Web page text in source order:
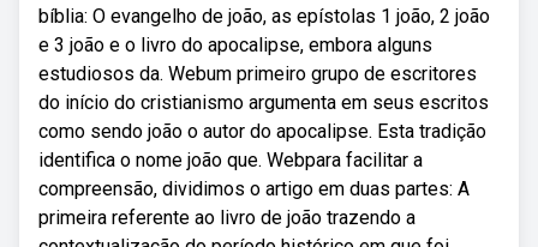
bíblia: O evangelho de joão, as epístolas 1 joão, 2 joão
e 3 joão e o livro do apocalipse, embora alguns
estudiosos da. Webum primeiro grupo de escritores
do início do cristianismo argumenta em seus escritos
como sendo joão o autor do apocalipse. Esta tradição
identifica o nome joão que. Webpara facilitar a
compreensão, dividimos o artigo em duas partes: A
primeira referente ao livro de joão trazendo a